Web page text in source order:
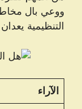
ووعي بال
التنظيمية
الآراء